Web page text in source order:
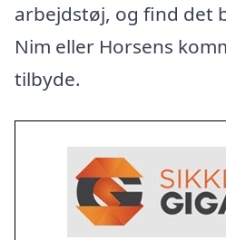
arbejdstøj, og find det
Nim eller Horsens
tilbyde.